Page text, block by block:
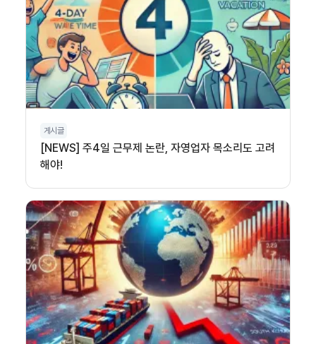
게시글
[NEWS] 주4일 근무제 논란, 자영업자 목소리도 고려
해야!